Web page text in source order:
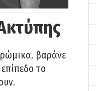
βαράνε
το